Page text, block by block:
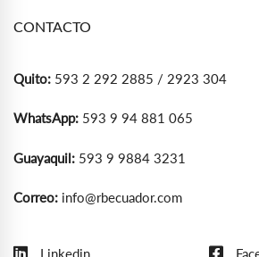
CONTACTO
Quito: 593 2 292 2885 / 2923 304
WhatsApp: 593 9 94 881 065
Guayaquil: 593 9 9884 3231
Correo: info@rbecuador.com
Linkedin